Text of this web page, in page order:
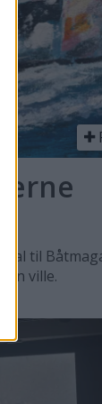
til
ville.